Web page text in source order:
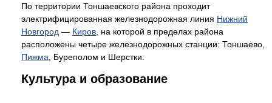
По территории Тоншаевского района проходит
электрифицированная железнодорожная линия Нижний
Новгород — Киров , на которой в пределах района
расположены четыре железнодорожных станции: Тоншаево,
Пижма , Буреполом и Шерстки.
Культура и образование